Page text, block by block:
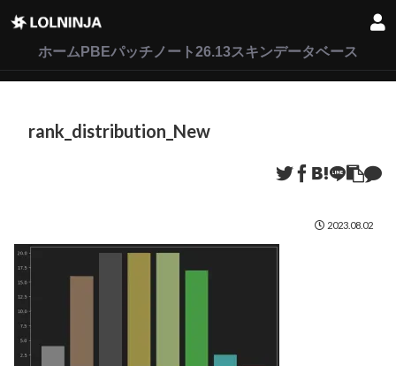
ホーム PBEパッチノート26.13スキンデータベース
rank_distribution_New
2023.08.02